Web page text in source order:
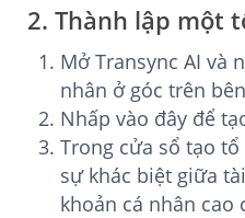
2. Thành lập một
Mở Transync AI và
nhân ở góc trên
Nhấp vào đây để
Trong cửa sổ tạo
sự khác biệt giữa
khoản cá nhân cao